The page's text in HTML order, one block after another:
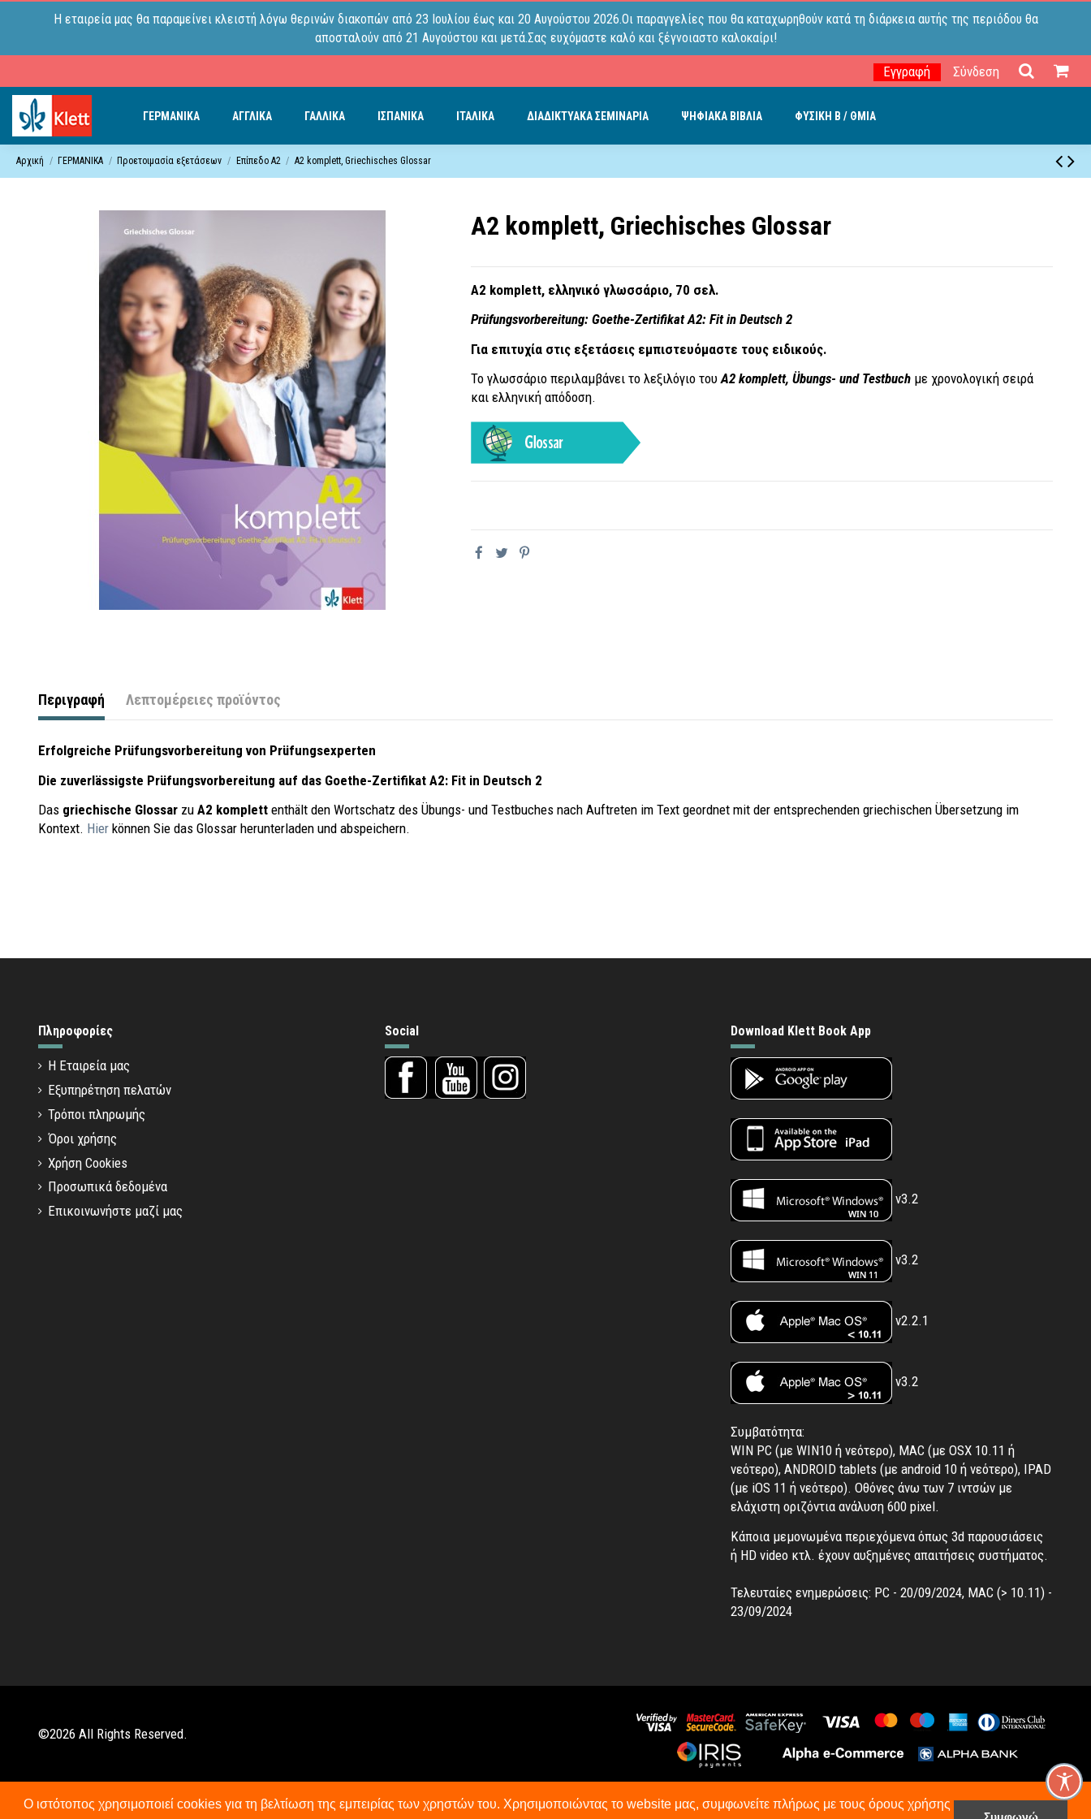
Ο ιστότοπος χρησιμοποιεί cookies για τη βελτίωση της εμπειρίας των χρηστών του. Χρησιμοποιώντας το website μας, συμφωνείτε πλήρως με τους όρους χρήσης
Η εταιρεία μας θα παραμείνει κλειστή λόγω θερινών διακοπών από 23 Ιουλίου έως και 20 Αυγούστου 2026.Οι παραγγελίες που θα καταχωρηθούν κατά τη διάρκεια αυτής της περιόδου θα
αποσταλούν από 21 Αυγούστου και μετά.Σας ευχόμαστε καλό και ξέγνοιαστο καλοκαίρι!
Εγγραφή Σύνδεση
ΓΕΡΜΑΝΙΚΑ ΑΓΓΛΙΚΑ ΓΑΛΛΙΚΑ ΙΣΠΑΝΙΚΑ ΙΤΑΛΙΚΑ ΔΙΑΔΙΚΤΥΑΚΑ ΣΕΜΙΝΑΡΙΑ ΨΗΦΙΑΚΑ ΒΙΒΛΙΑ ΦΥΣΙΚΗ B / ΘΜΙΑ
Αρχική ΓΕΡΜΑΝΙΚΑ Προετοιμασία εξετάσεων Επίπεδo A2 A2 komplett, Griechisches Glossar
A2 komplett, Griechisches Glossar
A2 komplett, ελληνικό γλωσσάριο, 70 σελ.
Prüfungsvorbereitung:Goethe-Zertifikat A2: Fit in Deutsch 2
Για επιτυχία στις εξετάσεις εμπιστευόμαστε τους ειδικούς.
To γλωσσάριο περιλαμβάνει το λεξιλόγιο του Α2 komplett, Übungs- und Testbuch με χρονολογική σειρά
και ελληνική απόδοση.
Περιγραφή Λεπτομέρειες προϊόντος
Erfolgreiche Prüfungsvorbereitung von Prüfungsexperten
Die zuverlässigste Prüfungsvorbereitung auf das Goethe-Zertifikat A2: Fit in Deutsch 2
Das griechische Glossar zu A2 komplett enthält den Wortschatz des Übungs- und Testbuches nach Auftreten im Text geordnet mit der entsprechenden griechischen Übersetzung im
Kontext. Hier können Sie das Glossar herunterladen und abspeichern.
Πληροφορίες
Η Εταιρεία μας
Εξυπηρέτηση πελατών
Τρόποι πληρωμής
Όροι χρήσης
Χρήση Cookies
Προσωπικά δεδομένα
Επικοινωνήστε μαζί μας
Social Download Klett Book App
v3.2
v3.2
v2.2.1
v3.2
Συμβατότητα:
WIN PC (με WIN10 ή νεότερο), MAC (με OSX 10.11 ή
νεότερο), ANDROID tablets (με android 10 ή νεότερο), IPAD
(με iOS 11 ή νεότερο). Oθόνες άνω των 7 ιντσών με
ελάχιστη οριζόντια ανάλυση 600 pixel.
Κάποια μεμονωμένα περιεχόμενα όπως 3d παρουσιάσεις
ή HD video κτλ. έχουν αυξημένες απαιτήσεις συστήματος.
Τελευταίες ενημερώσεις: PC - 20/09/2024, MAC (> 10.11) -
23/09/2024
©2026 All Rights Reserved.